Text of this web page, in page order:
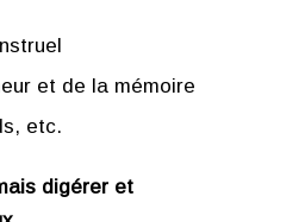
et de la mémoire
etc.
digérer et